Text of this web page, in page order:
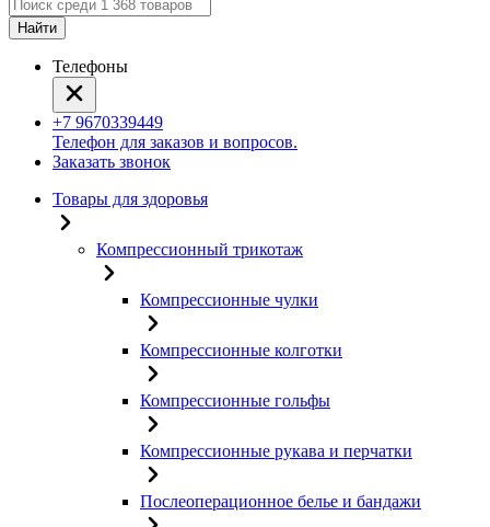
Найти
Телефоны
+7 9670339449
Телефон для заказов и вопросов.
Заказать звонок
Товары для здоровья
Компрессионный трикотаж
Компрессионные чулки
Компрессионные колготки
Компрессионные гольфы
Компрессионные рукава и перчатки
Послеоперационное белье и бандажи